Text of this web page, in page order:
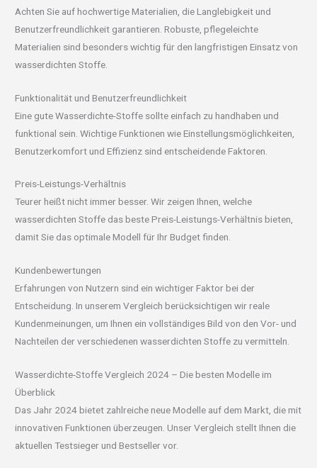
Achten Sie auf hochwertige Materialien, die Langlebigkeit und
Benutzerfreundlichkeit garantieren. Robuste, pflegeleichte
Materialien sind besonders wichtig für den langfristigen Einsatz von
wasserdichten Stoffe.
Funktionalität und Benutzerfreundlichkeit
Eine gute Wasserdichte-Stoffe sollte einfach zu handhaben und
funktional sein. Wichtige Funktionen wie Einstellungsmöglichkeiten,
Benutzerkomfort und Effizienz sind entscheidende Faktoren.
Preis-Leistungs-Verhältnis
Teurer heißt nicht immer besser. Wir zeigen Ihnen, welche
wasserdichten Stoffe das beste Preis-Leistungs-Verhältnis bieten,
damit Sie das optimale Modell für Ihr Budget finden.
Kundenbewertungen
Erfahrungen von Nutzern sind ein wichtiger Faktor bei der
Entscheidung. In unserem Vergleich berücksichtigen wir reale
Kundenmeinungen, um Ihnen ein vollständiges Bild von den Vor- und
Nachteilen der verschiedenen wasserdichten Stoffe zu vermitteln.
Wasserdichte-Stoffe Vergleich 2024 – Die besten Modelle im
Überblick
Das Jahr 2024 bietet zahlreiche neue Modelle auf dem Markt, die mit
innovativen Funktionen überzeugen. Unser Vergleich stellt Ihnen die
aktuellen Testsieger und Bestseller vor.